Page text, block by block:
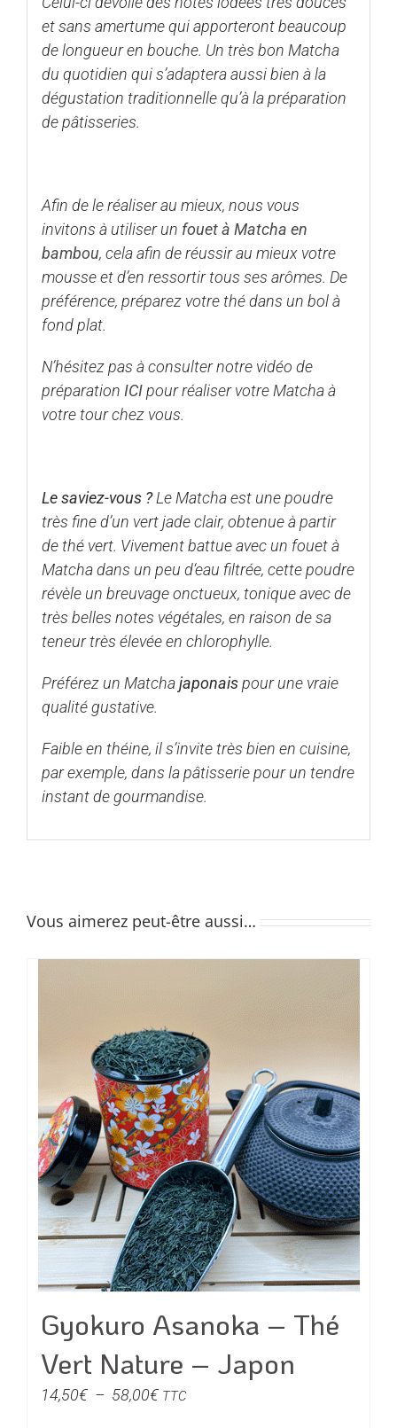
et sans amertume qui apporteront beaucoup
de longueur en bouche. Un très bon Matcha
du quotidien qui s’adaptera aussi bien à la
dégustation traditionnelle qu’à la préparation
de pâtisseries.
Afin de le réaliser au mieux, nous vous
invitons à utiliser un fouet à Matcha en
bambou, cela afin de réussir au mieux votre
mousse et d’en ressortir tous ses arômes. De
préférence, préparez votre thé dans un bol à
fond plat.
N’hésitez pas à consulter notre vidéo de
préparation ICIpour réaliser votre Matcha à
votre tour chez vous.
Le saviez-vous ?Le Matcha est une poudre
très fine d’un vert jade clair, obtenue à partir
de thé vert. Vivement battue avec un fouet à
Matcha dans un peu d‘eau filtrée, cette poudre
révèle un breuvage onctueux, tonique avec de
très belles notes végétales, en raison de sa
teneur très élevée en chlorophylle.
Préférez un Matchajaponaispour une vraie
qualité gustative.
Faible en théine, il s’invite très bien en cuisine,
par exemple, dans la pâtisserie pour un tendre
instant de gourmandise.
Vous aimerez peut-être aussi…
Gyokuro Asanoka – Thé
Vert Nature – Japon
14,50€ – 58,00€Plage
TTC